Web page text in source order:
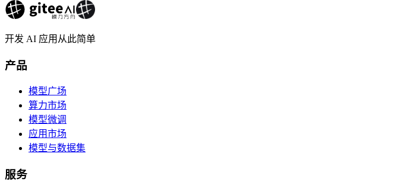
开发 AI 应用从此简单
产品
模型广场
算力市场
模型微调
应用市场
模型与数据集
服务